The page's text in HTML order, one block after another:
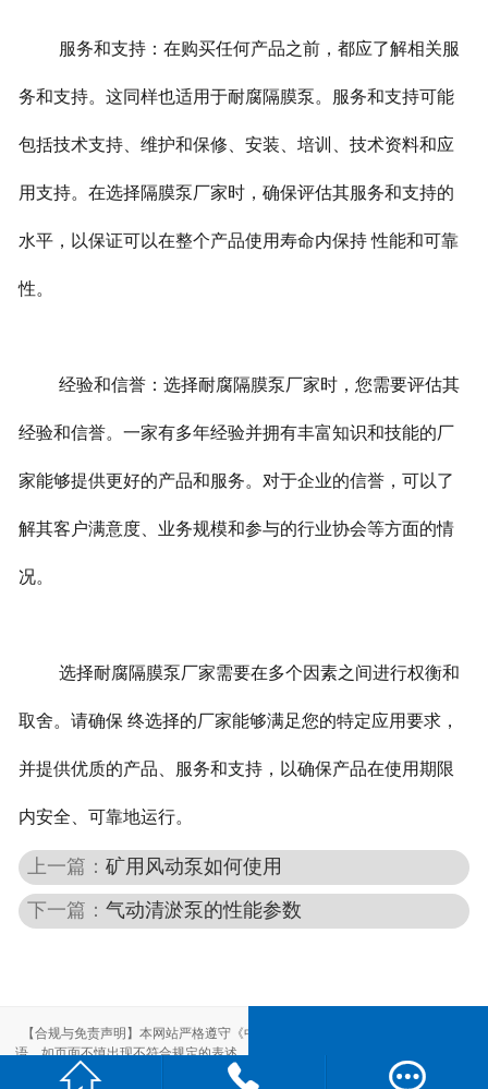
服务和支持：在购买任何产品之前，都应了解相关服
务和支持。这同样也适用于耐腐隔膜泵。服务和支持可能
包括技术支持、维护和保修、安装、培训、技术资料和应
用支持。在选择隔膜泵厂家时，确保评估其服务和支持的
水平，以保证可以在整个产品使用寿命内保持 性能和可靠
性。
经验和信誉：选择耐腐隔膜泵厂家时，您需要评估其
经验和信誉。一家有多年经验并拥有丰富知识和技能的厂
家能够提供更好的产品和服务。对于企业的信誉，可以了
解其客户满意度、业务规模和参与的行业协会等方面的情
况。
选择耐腐隔膜泵厂家需要在多个因素之间进行权衡和
取舍。请确保 终选择的厂家能够满足您的特定应用要求，
并提供优质的产品、服务和支持，以确保产品在使用期限
内安全、可靠地运行。
上一篇：矿用风动泵如何使用
下一篇：气动清淤泵的性能参数
  
【合规与免责声明】本网站严格遵守《中华人民共和国广告法》，尽力规范用
语。如页面不慎出现不符合规定的表述，敬请联系我们，将立即更正；相关内容
仅供参考，不构成交易依据。